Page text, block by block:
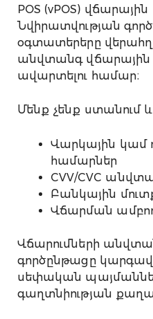
POS (vPOS)
Նվիրատվության
օգտատերերը
անվտանգ վճարային
ավարտելու համար։
Մենք չենք ստանում
Վարկային կամ
համարներ
CVV/CVC
Բանկային
Վճարման
Վճարումների
գործընթացը
սեփական
գաղտնիության